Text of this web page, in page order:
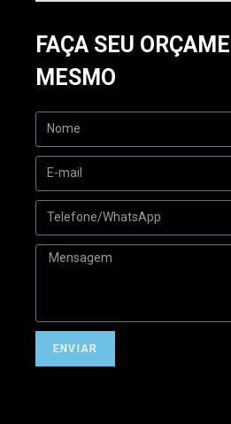
FAÇA SEU
MESMO
ENVIAR